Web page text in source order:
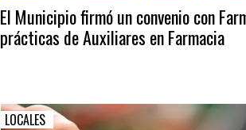
El Municipio firmó un convenio con
prácticas de Auxiliares en Farmacia
LOCALES